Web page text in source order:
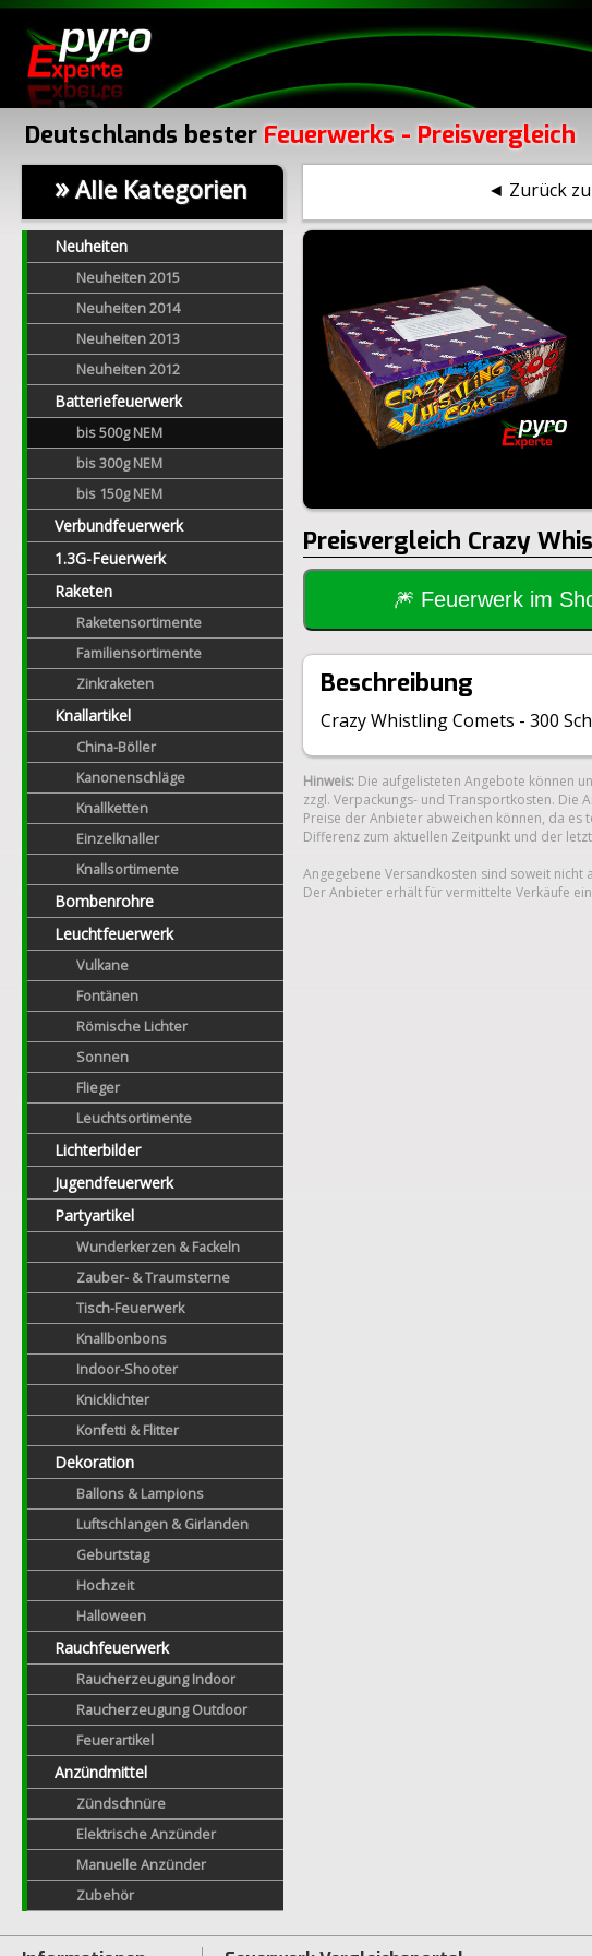
Deutschlands bester Feuerwerks - Preisvergleich
»Alle Kategorien
Neuheiten
Neuheiten 2015
Neuheiten 2014
Neuheiten 2013
Neuheiten 2012
Batteriefeuerwerk
bis 500g NEM
bis 300g NEM
bis 150g NEM
Verbundfeuerwerk
1.3G-Feuerwerk
Raketen
Raketensortimente
Familiensortimente
Zinkraketen
Knallartikel
China-Böller
Kanonenschläge
Knallketten
Einzelknaller
Knallsortimente
Bombenrohre
Leuchtfeuerwerk
Vulkane
Fontänen
Römische Lichter
Sonnen
Flieger
Leuchtsortimente
Lichterbilder
Jugendfeuerwerk
Partyartikel
Wunderkerzen & Fackeln
Zauber- & Traumsterne
Tisch-Feuerwerk
Knallbonbons
Indoor-Shooter
Knicklichter
Konfetti & Flitter
Dekoration
Ballons & Lampions
Luftschlangen & Girlanden
Geburtstag
Hochzeit
Halloween
Rauchfeuerwerk
Raucherzeugung Indoor
Raucherzeugung Outdoor
Feuerartikel
Anzündmittel
Zündschnüre
Elektrische Anzünder
Manuelle Anzünder
Zubehör
◄ Zurück
Preisvergleich Crazy
🎆 Feuerwerk im
Beschreibung
Crazy Whistling Comets - 300
Hinweis: Die aufgelisteten Angebote können
zzgl. Verpackungs- und Transportkosten. Die
Preise der Anbieter abweichen können, da
Differenz zum aktuellen Zeitpunkt und der
Angegebene Versandkosten sind soweit
Der Anbieter erhält für vermittelte Verkäufe